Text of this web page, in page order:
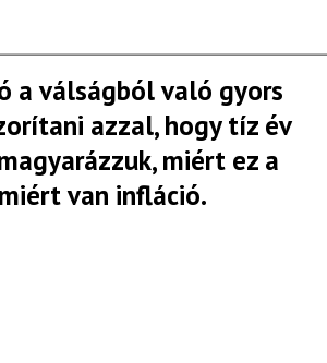
a válságból való gyors
azzal, hogy tíz év
miért ez a
van infláció.